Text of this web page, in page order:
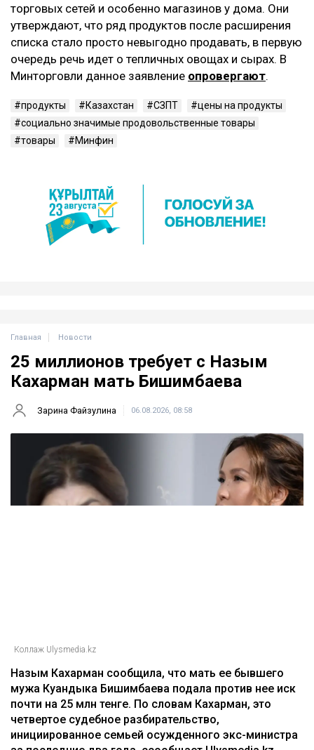
торговых сетей и особенно магазинов у дома. Они
утверждают, что ряд продуктов после расширения
списка стало просто невыгодно продавать, в первую
очередь речь идет о тепличных овощах и сырах. В
Минторговли данное заявление опровергают.
продукты Казахстан СЗПТ
цены на продукты
социально значимые продовольственные товары
товары
Минфин
Главная Новости
25 миллионов требует с Назым
Кахарман мать Бишимбаева
Зарина Файзулина 06.08.2026, 08:58
Коллаж Ulysmedia.kz
Назым Кахарман сообщила, что мать ее бывшего
мужа Куандыка Бишимбаева подала против нее иск
почти на 25 млн тенге. По словам Кахарман, это
четвертое судебное разбирательство,
инициированное семьей осужденного экс-министра